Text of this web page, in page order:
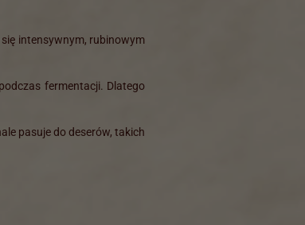
intensywnym, rubinowym
fermentacji. Dlatego
pasuje do deserów, takich